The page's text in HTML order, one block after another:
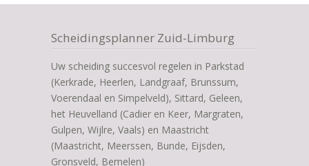
Scheidingsplanner Zuid-Limburg
Uw scheiding succesvol regelen in Parkstad
(Kerkrade, Heerlen, Landgraaf, Brunssum,
Voerendaal en Simpelveld), Sittard, Geleen,
het Heuvelland (Cadier en Keer, Margraten,
Gulpen, Wijlre, Vaals) en Maastricht
(Maastricht, Meerssen, Bunde, Eijsden,
Gronsveld, Bemelen)